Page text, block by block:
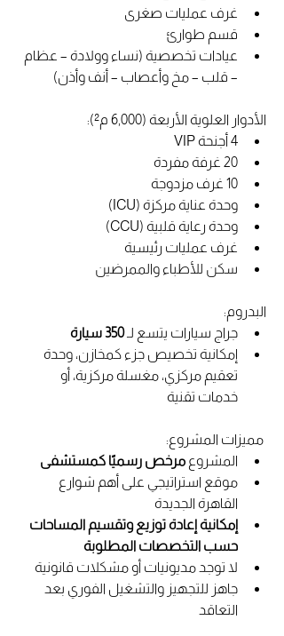
غرف عمليات صغرى
قسم طوارئ
عيادات تخصصية (نساء وولادة – عظام
– قلب – مخ وأعصاب – أنف وأذن)
الأدوار العلوية الأربعة (6,000 م²):
4 أجنحة VIP
20 غرفة مفردة
10 غرف مزدوجة
وحدة عناية مركزة (ICU)
وحدة رعاية قلبية (CCU)
غرف عمليات رئيسية
سكن للأطباء والممرضين
البدروم:
جراج سيارات يتسع لـ 350 سيارة
إمكانية تخصيص جزء كمخازن، وحدة
تعقيم مركزي، مغسلة مركزية، أو
خدمات تقنية
المشروع مرخص رسميًا كمستشفى
موقع استراتيجي على أهم شوارع
القاهرة الجديدة
إمكانية إعادة توزيع وتقسيم المساحات
حسب التخصصات المطلوبة
لا توجد مديونيات أو مشكلات قانونية
جاهز للتجهيز والتشغيل الفوري بعد
التعاقد